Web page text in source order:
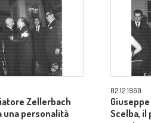
Zellerbach
una personalità
02.12.1960
Scelba,